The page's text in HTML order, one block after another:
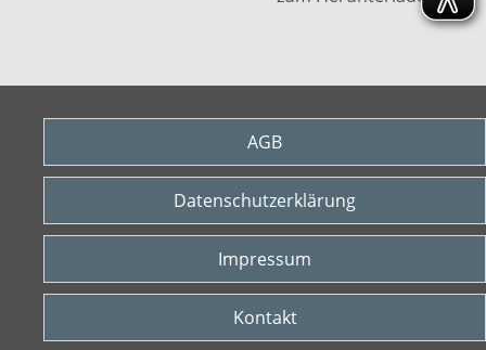
AGB
Datenschutzerklärung
Impressum
Kontakt